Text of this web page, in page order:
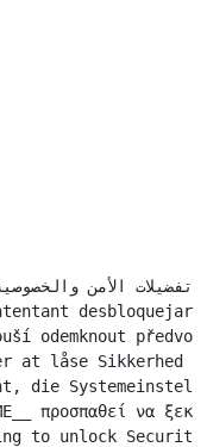
odemknout
at låse Sikkerhed
die
προσπαθεί να
to unlock